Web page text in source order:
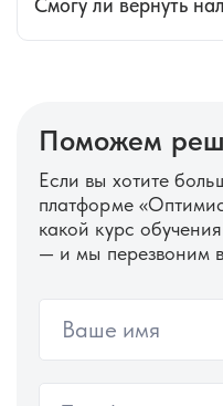
обучения по
Смогу ли вернуть
Поможем
Если вы хотите
платформе
какой курс
— и мы перезвоним